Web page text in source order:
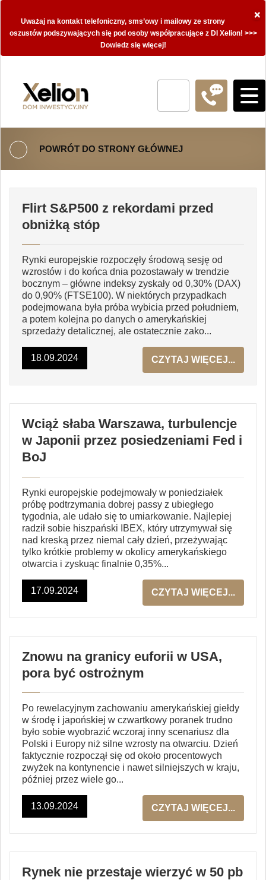
×
Uważaj na kontakt telefoniczny, sms’owy i mailowy ze strony
oszustów podszywających się pod osoby współpracujące z DI Xelion! >>>
Dowiedz się więcej!
POWRÓT DO STRONY GŁÓWNEJ
Flirt S&P500 z rekordami przed
obniżką stóp
Rynki europejskie rozpoczęły środową sesję od
wzrostów i do końca dnia pozostawały w trendzie
bocznym – główne indeksy zyskały od 0,30% (DAX)
do 0,90% (FTSE100). W niektórych przypadkach
podejmowana była próba wybicia przed południem,
a potem kolejna po danych o amerykańskiej
sprzedaży detalicznej, ale ostatecznie zako...
18.09.2024 CZYTAJ WIĘCEJ...
Wciąż słaba Warszawa, turbulencje
w Japonii przez posiedzeniami Fed i
BoJ
Rynki europejskie podejmowały w poniedziałek
próbę podtrzymania dobrej passy z ubiegłego
tygodnia, ale udało się to umiarkowanie. Najlepiej
radził sobie hiszpański IBEX, który utrzymywał się
nad kreską przez niemal cały dzień, przeżywając
tylko krótkie problemy w okolicy amerykańskiego
otwarcia i zyskuąc finalnie 0,35%...
17.09.2024 CZYTAJ WIĘCEJ...
Znowu na granicy euforii w USA,
pora być ostrożnym
Po rewelacyjnym zachowaniu amerykańskiej giełdy
w środę i japońskiej w czwartkowy poranek trudno
było sobie wyobrazić wczoraj inny scenariusz dla
Polski i Europy niż silne wzrosty na otwarciu. Dzień
faktycznie rozpoczął się od około procentowych
zwyżek na kontynencie i nawet silniejszych w kraju,
później przez wiele go...
13.09.2024 CZYTAJ WIĘCEJ...
Rynek nie przestaje wierzyć w 50 pb